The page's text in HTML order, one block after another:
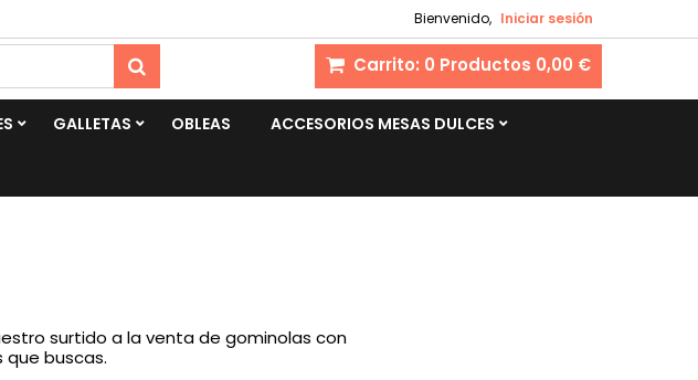
Bienvenido, Iniciar sesión
Carrito: 0 Productos 0,00 €
GALLETAS OBLEAS ACCESORIOS MESAS DULCES
surtido a la venta de gominolas con
buscas.